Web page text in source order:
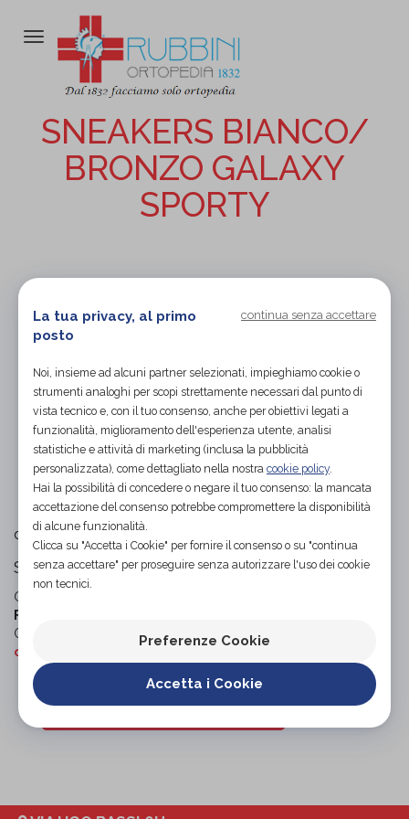
Attiva/disattiva
SNEAKERS BIANCO/
BRONZO GALAXY
SPORTY
L'immagine è puramente indicativae potrebbe non
rispecchiare appieno le caratteristiche del prodotto.
di Scholl
Scarpe ortopediche
Codice OTGP:
F280472280XXX
Categoria:
Calzature ortopediche e plantari
ortopediche
Organizza prova in negozio
La tua privacy, al primo
posto
continua senza accettare
Noi, insieme ad alcuni partner selezionati, impieghiamo cookie o
strumenti analoghi per scopi strettamente necessari dal punto di
vista tecnico e, con il tuo consenso, anche per obiettivi legati a
funzionalità, miglioramento dell'esperienza utente, analisi
statistiche e attività di marketing (inclusa la pubblicità
personalizzata), come dettagliato nella nostra cookie policy.
Hai la possibilità di concedere o negare il tuo consenso: la mancata
accettazione del consenso potrebbe compromettere la disponibilità
di alcune funzionalità.
Clicca su "Accetta i Cookie" per fornire il consenso o su "continua
senza accettare" per proseguire senza autorizzare l'uso dei cookie
non tecnici.
Preferenze Cookie
Accetta i Cookie